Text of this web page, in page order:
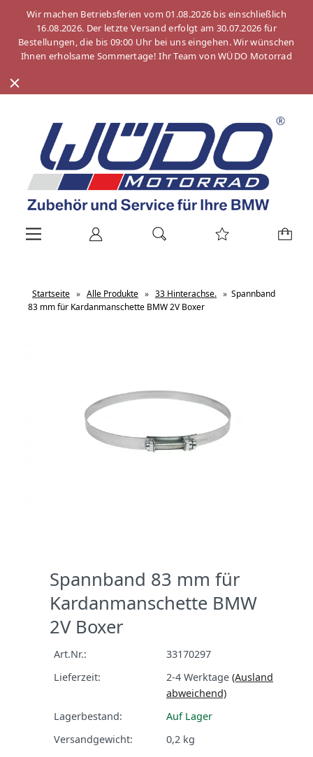
Wir machen Betriebsferien vom 01.08.2026 bis einschließlich
16.08.2026. Der letzte Versand erfolgt am 30.07.2026 für
Bestellungen, die bis 09:00 Uhr bei uns eingehen. Wir wünschen
Ihnen erholsame Sommertage! Ihr Team von WÜDO Motorrad
Startseite » Alle Produkte » 33 Hinterachse. » Spannband
83 mm für Kardanmanschette BMW 2V Boxer
Spannband 83 mm für
Kardanmanschette BMW
2V Boxer
Art.Nr.:
33170297
Lieferzeit:
2-4 Werktage (Ausland
abweichend)
Lagerbestand:
Auf Lager
Versandgewicht:
0,2 kg